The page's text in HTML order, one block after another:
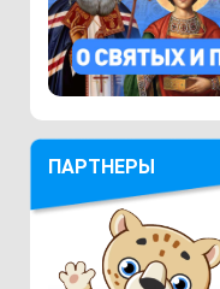
ПАРТНЕРЫ